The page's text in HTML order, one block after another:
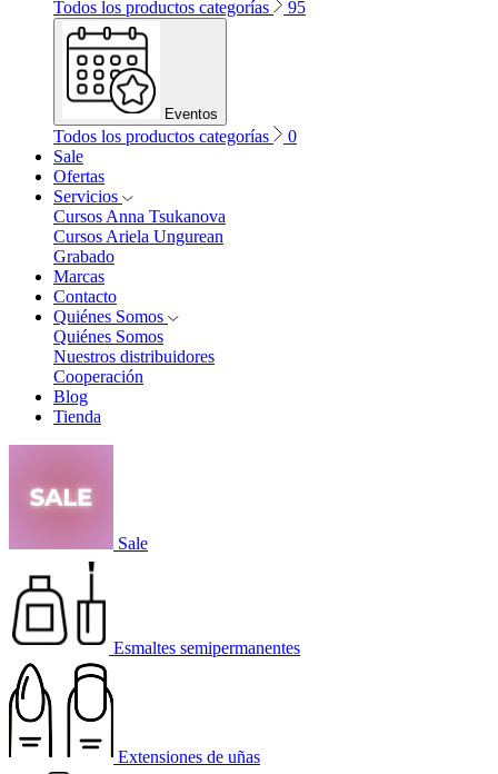
Todos los productos categorías 95
Eventos
Todos los productos categorías
0
Sale
Ofertas
Servicios
Cursos Anna Tsukanova
Cursos Ariela Ungurean
Grabado
Marcas
Contacto
Quiénes Somos
Quiénes Somos
Nuestros distribuidores
Cooperación
Blog
Tienda
Sale
Esmaltes semipermanentes
Extensiones de uñas